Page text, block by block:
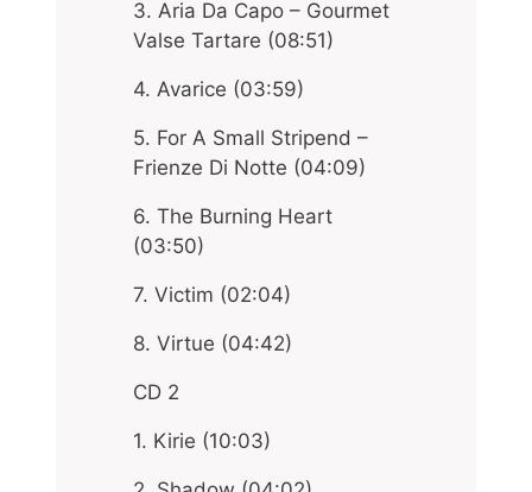
3. Aria Da Capo – Gourmet
Valse Tartare (08:51)
4. Avarice (03:59)
5. For A Small Stripend –
Frienze Di Notte (04:09)
6. The Burning Heart
(03:50)
7. Victim (02:04)
8. Virtue (04:42)
CD 2
1. Kirie (10:03)